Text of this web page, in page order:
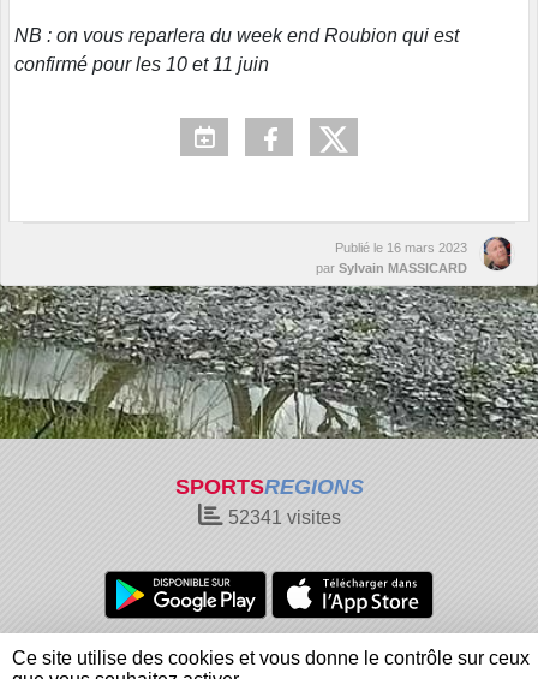
NB : on vous reparlera du week end Roubion qui est
confirmé pour les 10 et 11 juin
Publié le 16 mars 2023
par Sylvain MASSICARD
SPORTSREGIONS
52341 visites
Charte cookies
Gestion des cookies
Ce site utilise des cookies et vous donne le contrôle sur ceux